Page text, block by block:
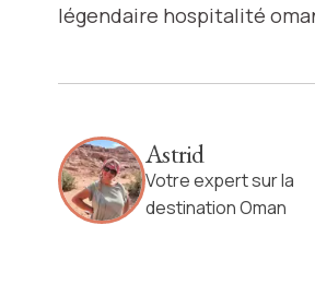
légendaire hospitalité
Astrid
Votre expert sur la
destination Oman